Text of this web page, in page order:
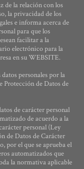
de la relación con los
la privacidad de los
e informa acerca de
para que los
facilitar a la
electrónico para la
en su WEBSITE.
personales por la
Protección de Datos de
de carácter personal
de acuerdo a la
personal (Ley
de Datos de Carácter
por el que se aprueba el
automatizados que
la normativa aplicable